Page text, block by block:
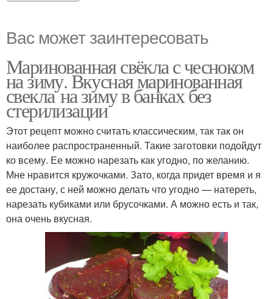
Вас может заинтересовать
Маринованная свёкла с чесноком
на зиму. Вкусная маринованная
свекла на зиму в банках без
стерилизации
Этот рецепт можно считать классическим, так так он
наиболее распространенный. Такие заготовки подойдут
ко всему. Ее можно нарезать как угодно, по желанию.
Мне нравится кружочками. Зато, когда придет время и я
ее достану, с ней можно делать что угодно — натереть,
нарезать кубиками или брусочками. А можно есть и так,
она очень вкусная.